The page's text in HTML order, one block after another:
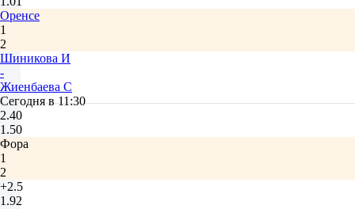
Оренсе
1
2
Шиникова И
-
Жиенбаева C
Сегодня в 11:30
2.40
1.50
Фора
1
2
+2.5
1.92